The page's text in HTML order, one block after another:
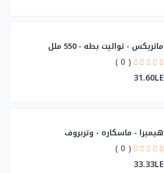
ماتريكس - تواليت بطه - 550 ملل
( 0 )
31.60LE
هيميرا - ماسكاره - وتربروف
( 0 )
33.33LE